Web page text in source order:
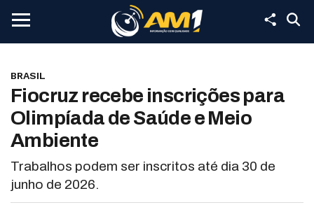
BRASIL
Fiocruz recebe inscrições para
Olimpíada de Saúde e Meio
Ambiente
Trabalhos podem ser inscritos até dia 30 de
junho de 2026.